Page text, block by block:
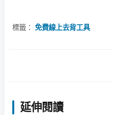
標籤： 免費線上去背工具
延伸閱讀